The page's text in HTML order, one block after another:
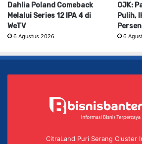
Dahlia Poland Comeback
Melalui Series 12 IPA 4 di
WeTV
6 Agustus 2026
OJK:
Pulih,
6
CitraLand Puri Serang Cluster